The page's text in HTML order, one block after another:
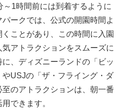
～1時間前には到着するように
ークでは、公式の開園時間よ
ことがあり、この時間に入園
アトラクションをスムーズに
、ディズニーランドの「ビッ
USJの「ザ・フライング・ダ
のアトラクションは、朝一番
できます。